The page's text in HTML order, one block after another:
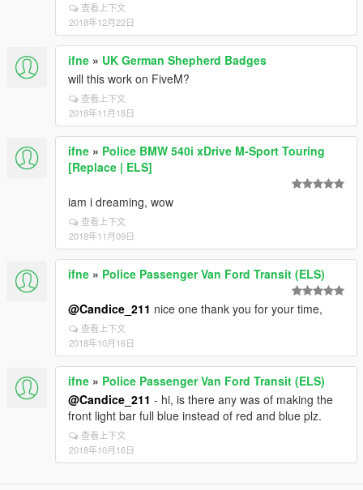
查看上下文
2018年12月22日
ifne » UK German Shepherd Badges
will this work on FiveM?
查看上下文
2018年11月18日
ifne » Police BMW 540i xDrive M-Sport Touring
[Replace | ELS]
iam i dreaming, wow
查看上下文
2018年11月09日
ifne » Police Passenger Van Ford Transit (ELS)
@Candice_211 nice one thank you for your time,
查看上下文
2018年10月16日
ifne » Police Passenger Van Ford Transit (ELS)
@Candice_211 - hi, is there any was of making the
front light bar full blue instead of red and blue plz.
查看上下文
2018年10月16日